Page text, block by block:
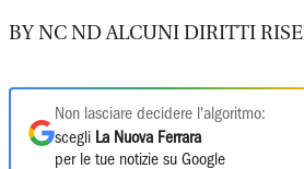
BY NC ND ALCUNI DIRITTI
Non lasciare decidere l'algoritmo:
scegli La Nuova Ferrara
per le tue notizie su Google